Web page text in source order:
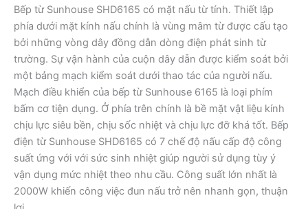
Bếp từ Sunhouse SHD6165 có mặt nấu từ tính. Thiết lập
phía dưới mặt kính nấu chính là vùng mâm từ được cấu tạo
bởi những vòng dây đồng dẫn dòng điện phát sinh từ
trường. Sự vận hành của cuộn dây dẫn được kiểm soát bởi
một bảng mạch kiểm soát dưới thao tác của người nấu.
Mạch điều khiển của bếp từ Sunhouse 6165 là loại phím
bấm cơ tiện dụng. Ở phía trên chính là bề mặt vật liệu kính
chịu lực siêu bền, chịu sốc nhiệt và chịu lực đỡ khá tốt. Bếp
điện từ Sunhouse SHD6165 có 7 chế độ nấu cấp độ công
suất ứng với với sức sinh nhiệt giúp người sử dụng tùy ý
vận dụng mức nhiệt theo nhu cầu. Công suất lớn nhất là
2000W khiến công việc đun nấu trở nên nhanh gọn, thuận